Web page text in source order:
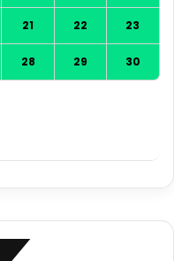
21 22 23
28 29 30